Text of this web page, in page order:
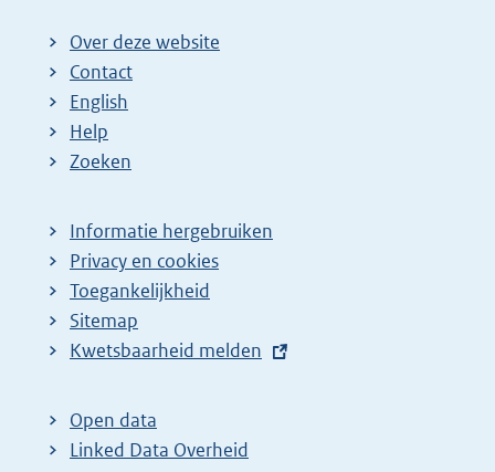
Over deze website
Contact
English
Help
Zoeken
Informatie hergebruiken
Privacy en cookies
Toegankelijkheid
Sitemap
E
t
e
Kwetsbaarheid melden
Open data
Linked Data Overheid